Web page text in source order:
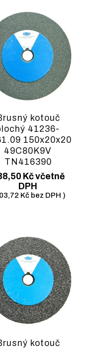
kotouč
41236-
150x20x20
49C80K9V
TN416390
Kčvčetně
DPH
Kčbez DPH )
kotouč